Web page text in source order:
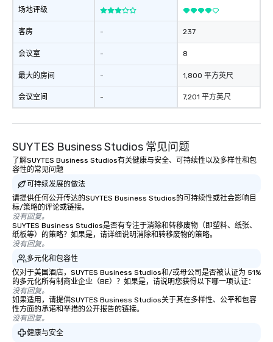
场地评级
客房
会议室
最大的房间
会议空间
-
-
-
-
237
8
1,800 平方英尺
7,201 平方英尺
SUYTES Business Studios 常见问题
了解SUYTES Business Studios有关健康与安全、可持续性以及多样性和包
容性的常见问题
可持续发展的做法
请提供任何公开传达的SUYTES Business Studios的可持续性或社会影响目
标/策略的评论或链接。
没有回复。
SUYTES Business Studios是否有专注于消除和转移废物（即塑料、纸张、
纸板等）的策略？如果是，请详细说明消除和转移废物的策略。
没有回复。
多元化和包容性
仅对于美国酒店，SUYTES Business Studios和/或母公司是否被认证为 51%
的多元化所有制商业企业（BE）？如果是，请说明您获得以下哪一项认证：
没有回复。
如果适用，请提供SUYTES Business Studios关于其在多样性、公平和包容
性方面的承诺和举措的公开报告的链接。
没有回复。
健康与安全